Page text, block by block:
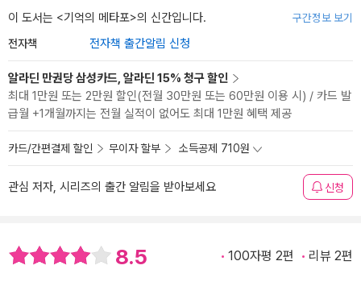
이 도서는 <기억의 메타포>의 신간입니다. 구간정보 보기
전자책 전자책 출간알림 신청
알라딘 만권당 삼성카드, 알라딘 15% 청구 할인
최대 1만원 또는 2만원 할인(전월 30만원 또는 60만원 이용 시) / 카드 발
급월 +1개월까지는 전월 실적이 없어도 최대 1만원 혜택 제공
카드/간편결제 할인 무이자 할부 소득공제 710원
관심 저자, 시리즈의 출간 알림을 받아보세요 신청
8.5 100자평 2편 리뷰 2편